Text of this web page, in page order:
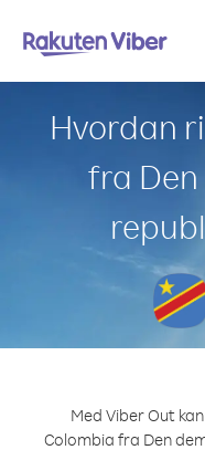
Hvordan
fra
Med Viber Out
Colombia fra Den